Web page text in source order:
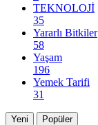
TEKNOLOJİ
35
Yararlı Bitkiler
58
Yaşam
196
Yemek Tarifi
31
Yeni Popüler